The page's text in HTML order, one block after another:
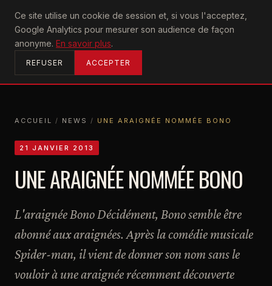
Ce site utilise un cookie de session et, si vous l'acceptez,
Google Analytics pour mesurer son audience de façon
anonyme. En savoir plus.
REFUSER ACCEPTER
U2achtung
ACCUEIL
ACCUEIL / NEWS / UNE ARAIGNÉE NOMMÉE BONO
21 JANVIER 2013
UNE ARAIGNÉE NOMMÉE BONO
L'araignée Bono Décidément, Bono semble être
abonné aux araignées. Après la comédie musicale
Spider-man, il vient de donner son nom sans le
vouloir à une araignée récemment découverte